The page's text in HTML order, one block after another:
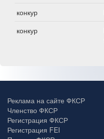
конкур
конкур
Реклама на сайте ФКСР
Членство ФКСР
Регистрация ФКСР
Регистрация FEI